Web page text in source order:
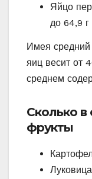
Яйцо
до 64,9 г
Имея средний
яиц весит от
среднем
Сколько
фрукты